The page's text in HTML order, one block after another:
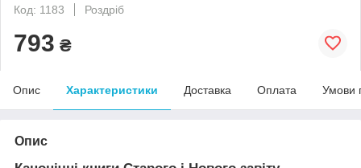
Код: 1183
Роздріб
793 ₴
Опис Характеристики Доставка Оплата Умови
Опис